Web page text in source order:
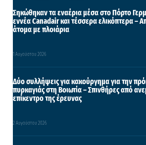
Σηκώθηκαν τα εναέρια μέσα στο Πόρτο
εννέα Canadair και τέσσερα ελικόπτερα –
άτομα με πλοιάρια
1 Αυγούστου 2026
Δύο συλλήψεις για κακούργημα για την
πυρκαγιάς στη Βοιωτία – Σπινθήρες από
επίκεντρο της έρευνας
2 Αυγούστου 2026